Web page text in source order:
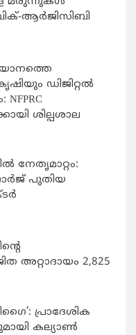
ആര്‍ജിസിബി
ഡിജിറ്റൽ
ശില്പശാല
നേതൃമാറ്റം:
പുതിയ
അറ്റാദായം 2,825
പ്രാദേശിക
കല്യാണ്‍